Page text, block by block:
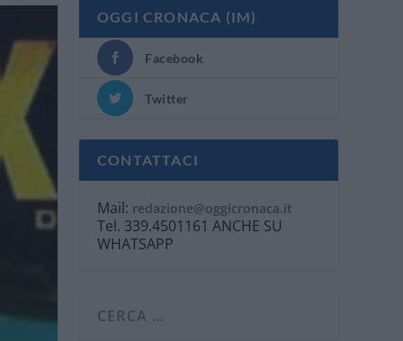
OGGI CRONACA (IM)
Facebook
Twitter
CONTATTACI
Mail: redazione@oggicronaca.it
Tel. 339.4501161 ANCHE SU
WHATSAPP